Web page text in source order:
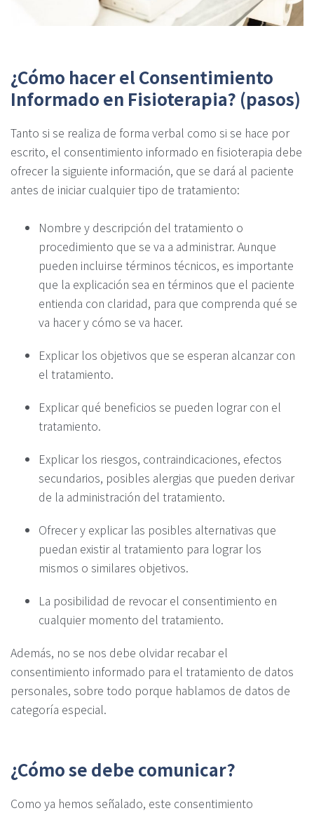
¿Cómo hacer el Consentimiento
Informado en Fisioterapia? (pasos)
Tanto si se realiza de forma verbal como si se hace por
escrito, el consentimiento informado en fisioterapia debe
ofrecer la siguiente información, que se dará al paciente
antes de iniciar cualquier tipo de tratamiento:
Nombre y descripción del tratamiento o
procedimiento que se va a administrar. Aunque
pueden incluirse términos técnicos, es importante
que la explicación sea en términos que el paciente
entienda con claridad, para que comprenda qué se
va hacer y cómo se va hacer.
Explicar los objetivos que se esperan alcanzar con
el tratamiento.
Explicar qué beneficios se pueden lograr con el
tratamiento.
Explicar los riesgos, contraindicaciones, efectos
secundarios, posibles alergias que pueden derivar
de la administración del tratamiento.
Ofrecer y explicar las posibles alternativas que
puedan existir al tratamiento para lograr los
mismos o similares objetivos.
La posibilidad de revocar el consentimiento en
cualquier momento del tratamiento.
Además, no se nos debe olvidar recabar el
consentimiento informado para el tratamiento de datos
personales, sobre todo porque hablamos de datos de
categoría especial.
¿Cómo se debe comunicar?
Como ya hemos señalado, este consentimiento